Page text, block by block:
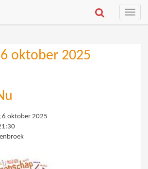
Toggle
oktober 2025
6 oktober 2025